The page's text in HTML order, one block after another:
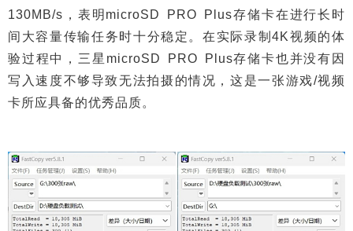
130MB/s，表明microSD PRO Plus存储卡在进行长时
间大容量传输任务时十分稳定。在实际录制4K视频的体
验过程中，三星microSD PRO Plus存储卡也并没有因
写入速度不够导致无法拍摄的情况，这是一张游戏/视频
卡所应具备的优秀品质。